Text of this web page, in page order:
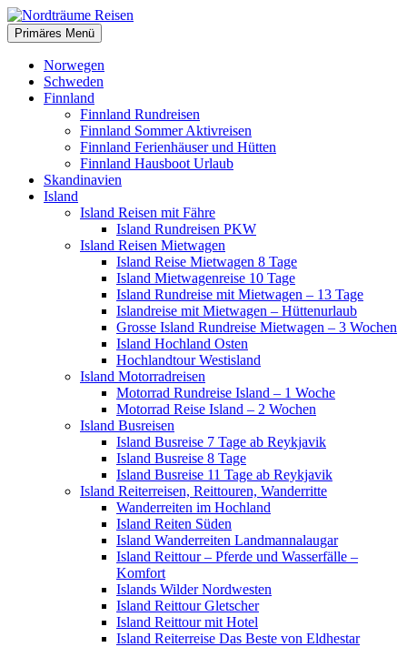
Zum
Inhalt
springen
Nordträume Reisen
Suchen
Primäres Menü
Norwegen
Schweden
Finnland
Finnland Rundreisen
Finnland Sommer Aktivreisen
Finnland Ferienhäuser und Hütten
Finnland Hausboot Urlaub
Skandinavien
Island
Island Reisen mit Fähre
Island Rundreisen PKW
Island Reisen Mietwagen
Island Reise Mietwagen 8 Tage
Island Mietwagenreise 10 Tage
Island Rundreise mit Mietwagen – 13 Tage
Islandreise mit Mietwagen – Hüttenurlaub
Grosse Island Rundreise Mietwagen – 3 Wochen
Island Hochland Osten
Hochlandtour Westisland
Island Motorradreisen
Motorrad Rundreise Island – 1 Woche
Motorrad Reise Island – 2 Wochen
Island Busreisen
Island Busreise 7 Tage ab Reykjavik
Island Busreise 8 Tage
Island Busreise 11 Tage ab Reykjavik
Island Reiterreisen, Reittouren, Wanderritte
Wanderreiten im Hochland
Island Reiten Süden
Island Wanderreiten Landmannalaugar
Island Reittour – Pferde und Wasserfälle –
Komfort
Islands Wilder Nordwesten
Island Reittour Gletscher
Island Reittour mit Hotel
Island Reiterreise Das Beste von Eldhestar